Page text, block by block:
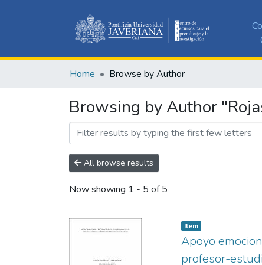
Home Browse by Author
Browsing by Author
All browse results
Now showing 1 - 5 of 5
Item
Apoyo
profesor-